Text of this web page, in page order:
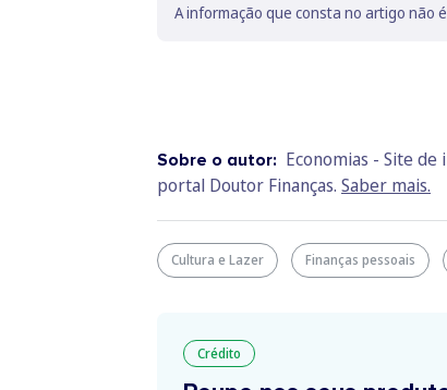
A informação que consta no artigo não
Sobre o autor: Economias - Site
portal Doutor Finanças. Saber mais.
Cultura e Lazer Finanças pessoais
Crédito